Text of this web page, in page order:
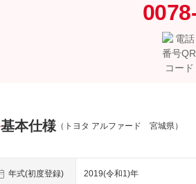
基本仕様 （トヨタ アルファード 宮城県）
年式(初度登録) 2019(令和1)年